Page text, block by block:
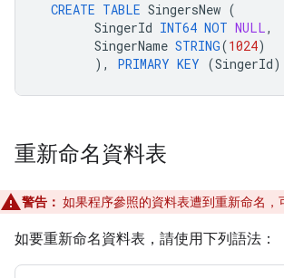
CREATE TABLE SingersNew (
SingerId INT64 NOT NULL,
SingerName STRING(1024)
),
PRIMARY KEY (SingerId
重新命名資料表
警告： 如果程序參照的資料表遭到重新命名，
如要重新命名資料表，請使用下列語法：